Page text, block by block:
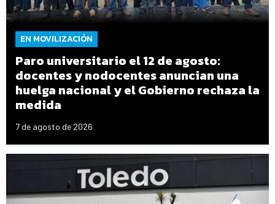
EN MOVILIZACIÓN
Paro universitario el 12 de agosto:
docentes y nodocentes anuncian una
huelga nacional y el Gobierno rechaza la
medida
7 de agosto de 2026